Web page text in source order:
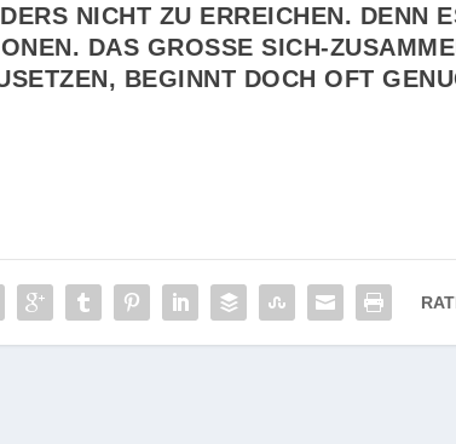
NICHT ZU ERREICHEN. DENN
DAS GROSSE SICH-
BEGINNT DOCH OFT GENUG